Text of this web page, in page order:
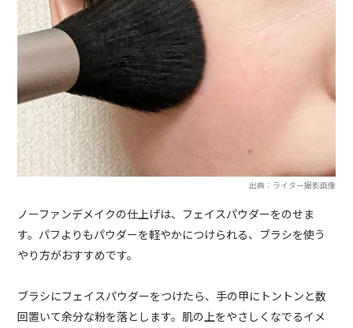
出典：ライター撮影画像
ノーファンデメイクの仕上げは、フェイスパウダーをのせま
す。パフよりもパウダーを軽やかにつけられる、ブラシを使う
やり方がおすすめです。
ブラシにフェイスパウダーをつけたら、手の甲にトントンと数
回置いて余分な粉を落とします。肌の上をやさしくなでるイメ